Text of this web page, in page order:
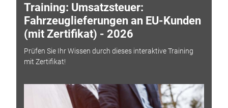
Training: Umsatzsteuer:
Fahrzeuglieferungen an EU-Kunden
(mit Zertifikat) - 2026
Prüfen Sie Ihr Wissen durch dieses interaktive Training
mit Zertifikat!